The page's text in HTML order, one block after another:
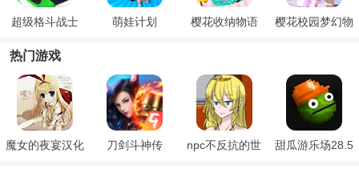
超级格斗战士 萌娃计划 樱花收纳物语
樱花校园梦幻物
热门游戏
魔女的夜宴汉化
刀剑斗神传
npc不反抗的世
甜瓜游乐场28.5